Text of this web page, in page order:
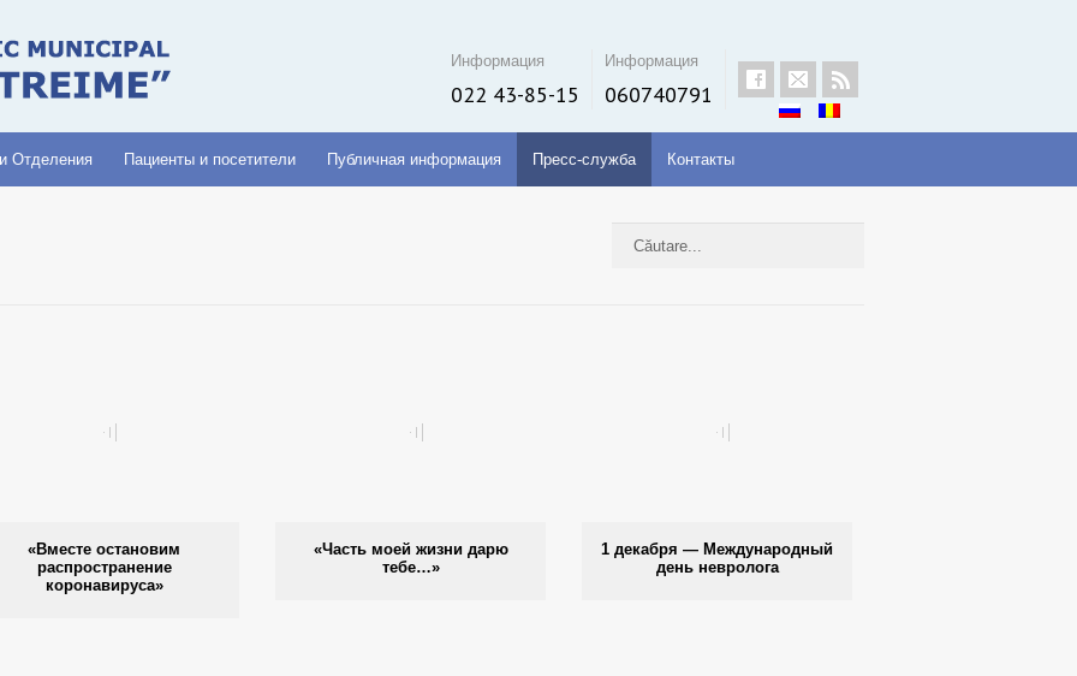
Информация
022 43-85-15
Информация
060740791
Отделения Пациенты и посетители Публичная информация Пресс-служба Контакты
«Вместе остановим
распространение
коронавируса»
«Часть моей жизни дарю
тебе…»
1 декабря — Международный
день невролога